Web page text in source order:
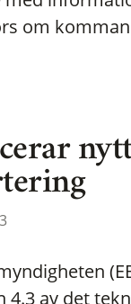
om
4.3 av det